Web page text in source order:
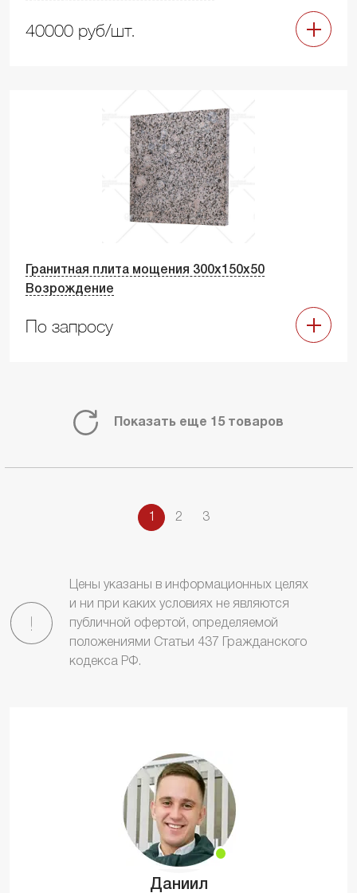
Даниил
40000 руб/шт.
Гранитная плита мощения 300х150х50
Возрождение
По запросу
Показать еще 15 товаров
1 2 3
Цены указаны в информационных целях
и ни при каких условиях не являются
публичной офертой, определяемой
положениями Статьи 437 Гражданского
кодекса РФ.